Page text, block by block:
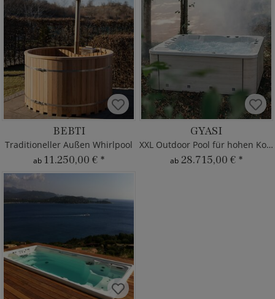
BEBTI
Traditioneller Außen Whirlpool
ab 11.250,00 € *
GYASI
XXL Outdoor Pool für hohen Komfort
ab 28.715,00 € *